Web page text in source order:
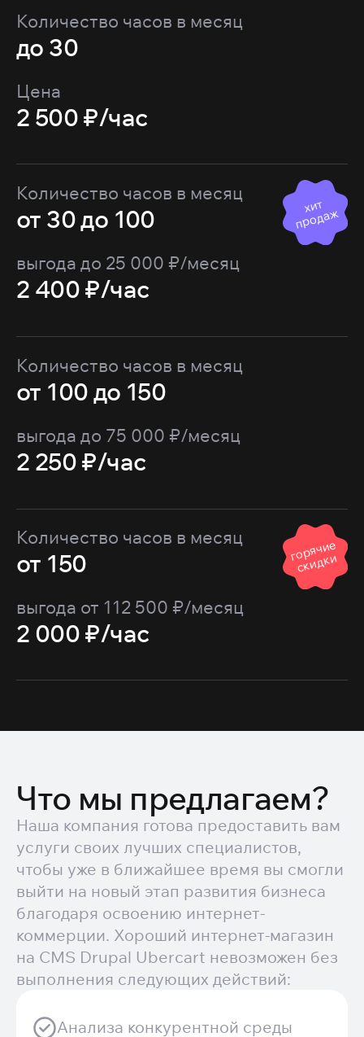
Количество часов в месяц
до 30
Цена
2 500 ₽/час
Количество часов в месяц
от 30 до 100 х
ит
п
р
о
д
а
ж
выгода до 25 000 ₽/месяц
2 400 ₽/час
Количество часов в месяц
от 100 до 150
выгода до 75 000 ₽/месяц
2 250 ₽/час
Количество часов в месяц
от 150 г
о
р
я
ч
и
е
с
к
и
д
к
и
выгода от 112 500 ₽/месяц
2 000 ₽/час
Что мы предлагаем?
Наша компания готова предоставить вам
услуги своих лучших специалистов,
чтобы уже в ближайшее время вы смогли
выйти на новый этап развития бизнеса
благодаря освоению интернет-
коммерции. Хороший интернет-магазин
на CMS Drupal Ubercart невозможен без
выполнения следующих действий:
Анализа конкурентной среды